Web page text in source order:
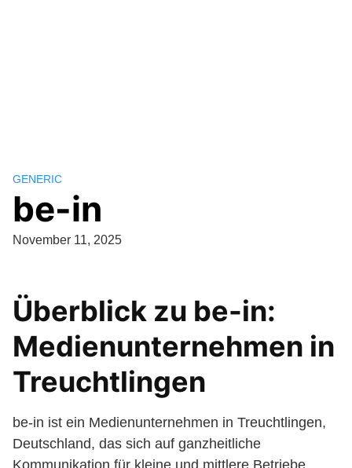
GENERIC
be-in
November 11, 2025
Überblick zu be-in:
Medienunternehmen in
Treuchtlingen
be-in ist ein Medienunternehmen in Treuchtlingen,
Deutschland, das sich auf ganzheitliche
Kommunikation für kleine und mittlere Betriebe